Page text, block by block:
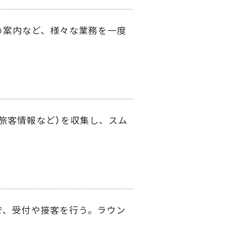
内など、様々な業務を一度
情報など）を収集し、スム
受付や接客を行う。ラウン